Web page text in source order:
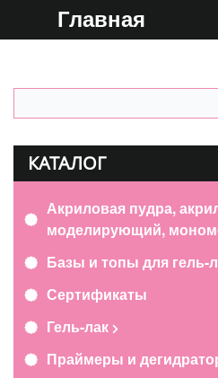
Главная
КАТАЛОГ
Акриловая пудра,
моделирующий,
Базы и топы для гель-
Сертификаты
Гель-лак
Праймеры и